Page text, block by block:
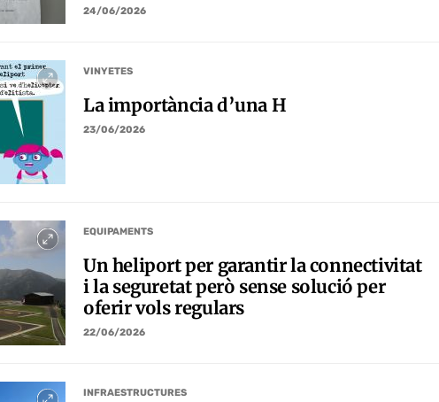
24/06/2026
VINYETES
La importància d’una H
23/06/2026
EQUIPAMENTS
Un heliport per garantir la connectivitat
i la seguretat però sense solució per
oferir vols regulars
22/06/2026
INFRAESTRUCTURES